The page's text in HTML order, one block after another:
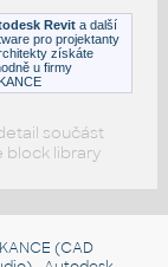
Revit a další
pro projektanty
získáte
u firmy
součást
block library
(CAD